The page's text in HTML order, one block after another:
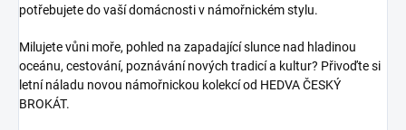
potřebujete do vaší domácnosti v námořnickém stylu.
Milujete vůni moře, pohled na zapadající slunce nad hladinou
oceánu, cestování, poznávání nových tradicí a kultur? Přivoďte si
letní náladu novou námořnickou kolekcí od HEDVA ČESKÝ
BROKÁT.